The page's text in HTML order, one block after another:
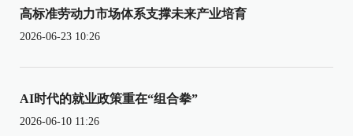
高标准劳动力市场体系支撑未来产业培育
2026-06-23 10:26
AI时代的就业政策重在“组合拳”
2026-06-10 11:26